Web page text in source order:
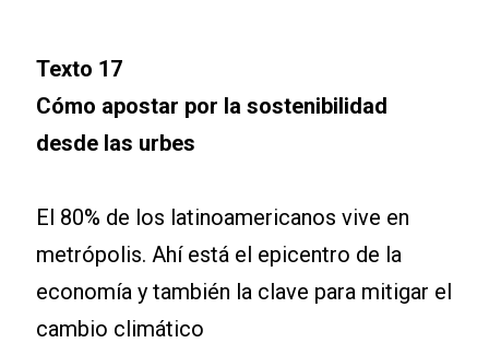
Texto 17
Cómo apostar por la sostenibilidad
desde las urbes
El 80% de los latinoamericanos vive en
metrópolis. Ahí está el epicentro de la
economía y también la clave para mitigar el
cambio climático